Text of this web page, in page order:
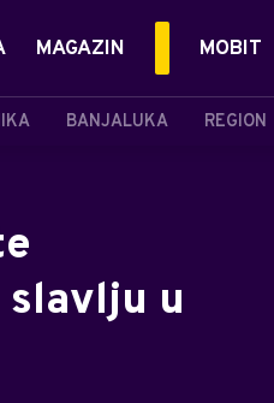
BANJALUKA REGION
MAGAZIN MOBIT
slavlju u